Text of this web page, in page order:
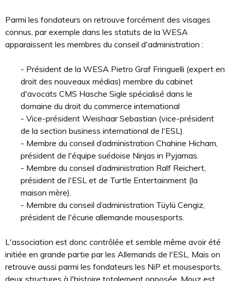
Parmi les fondateurs on retrouve forcément des visages
connus, par exemple dans les statuts de la WESA
apparaissent les membres du conseil d'administration :
- Président de la WESA Pietro Graf Fringuelli (expert en
droit des nouveaux médias) membre du cabinet
d'avocats CMS Hasche Sigle spécialisé dans le
domaine du droit du commerce international
- Vice-président Weishaar Sebastian (vice-président
de la section business international de l'ESL).
- Membre du conseil d’administration Chahine Hicham,
président de l'équipe suédoise Ninjas in Pyjamas.
- Membre du conseil d’administration Ralf Reichert,
président de l'ESL et de Turtle Entertainment (la
maison mère).
- Membre du conseil d’administration Tüylü Cengiz,
président de l'écurie allemande mousesports.
L'association est donc contrôlée et semble même avoir été
initiée en grande partie par les Allemands de l'ESL. Mais on
retrouve aussi parmi les fondateurs les NiP et mousesports,